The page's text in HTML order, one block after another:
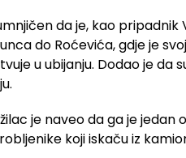
da je, kao
do Roćevića, gdje je
u ubijanju. Dodao je da
je naveo da ga je jedan
koji iskaču iz